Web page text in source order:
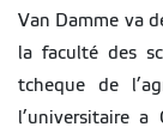
Van Damme va
la faculté des
tcheque de
l’universitaire